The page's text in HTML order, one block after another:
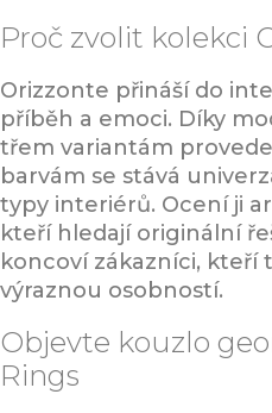
Proč zvolit kolekci
Orizzonte přináší do
příběh a emoci. Díky
třem variantám
barvám se stává
typy interiérů. Ocení ji
kteří hledají originální
koncoví zákazníci, kteří
výraznou osobností.
Objevte kouzlo
Rings